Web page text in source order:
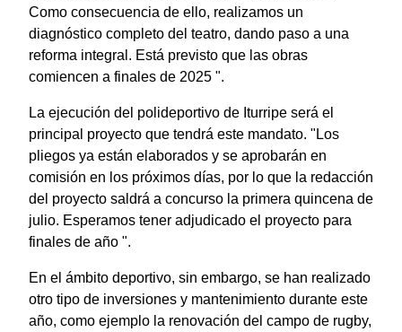
Como consecuencia de ello, realizamos un
diagnóstico completo del teatro, dando paso a una
reforma integral. Está previsto que las obras
comiencen a finales de 2025 ".
La ejecución del polideportivo de Iturripe será el
principal proyecto que tendrá este mandato. "Los
pliegos ya están elaborados y se aprobarán en
comisión en los próximos días, por lo que la redacción
del proyecto saldrá a concurso la primera quincena de
julio. Esperamos tener adjudicado el proyecto para
finales de año ".
En el ámbito deportivo, sin embargo, se han realizado
otro tipo de inversiones y mantenimiento durante este
año, como ejemplo la renovación del campo de rugby,